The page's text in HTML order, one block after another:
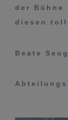
der Bühne
diesen
Beate